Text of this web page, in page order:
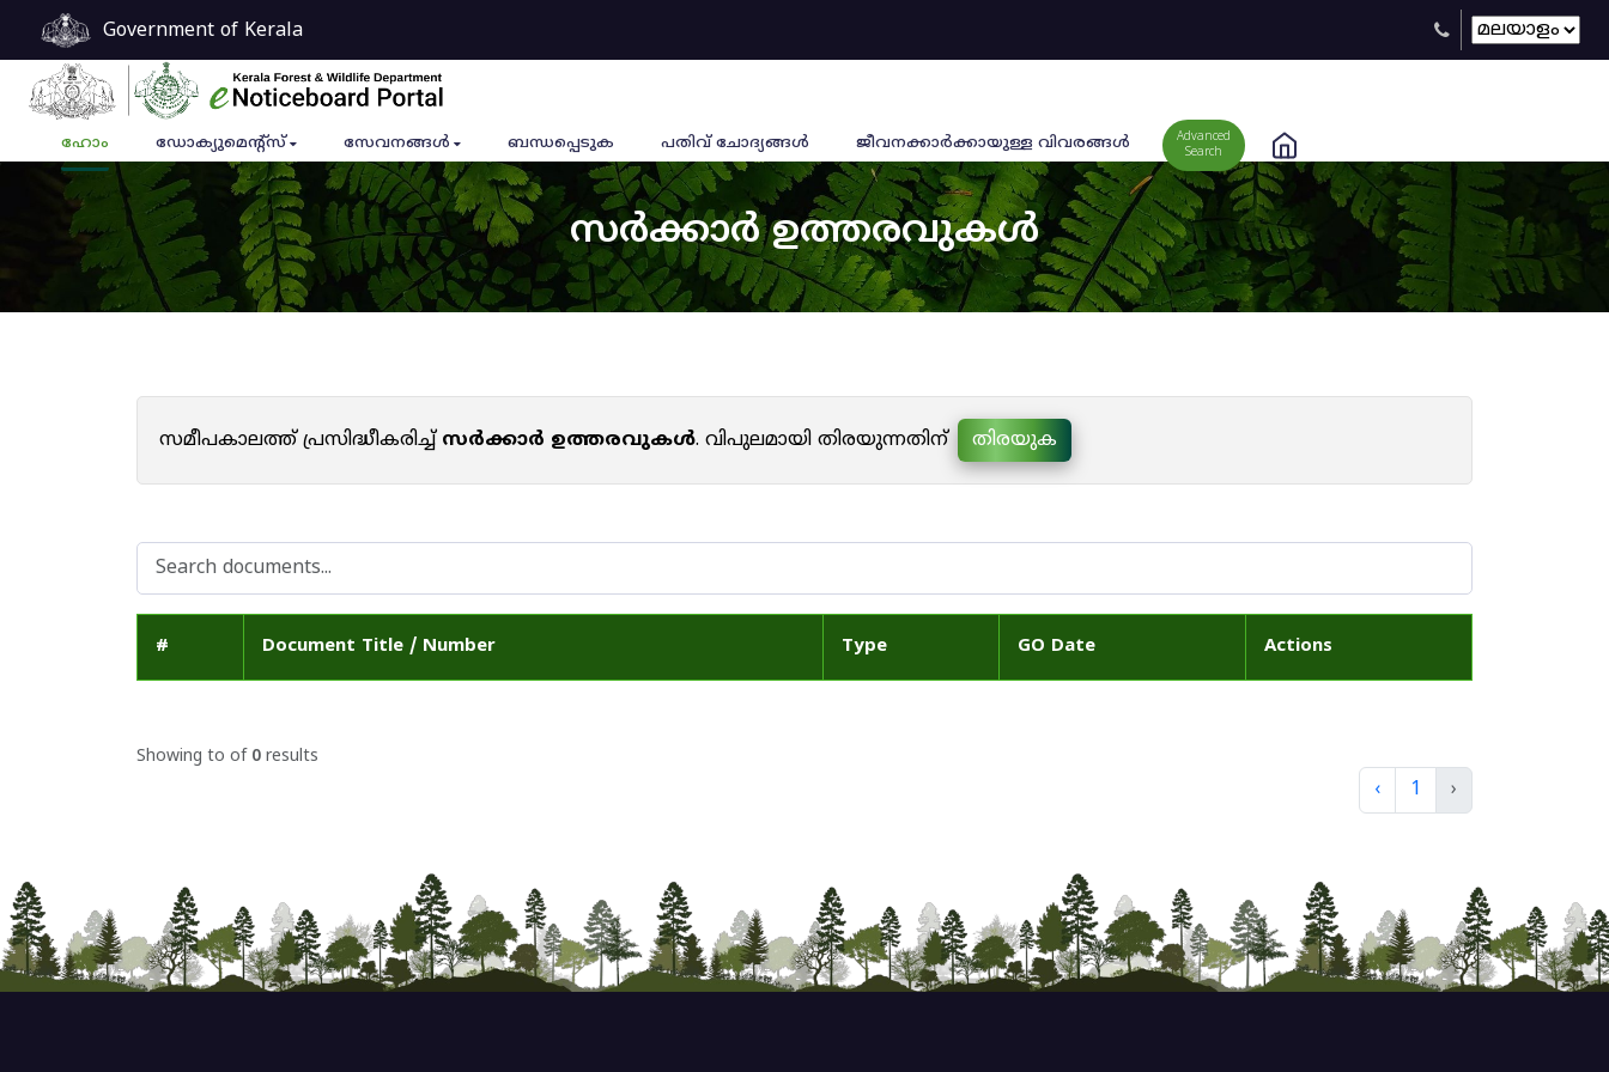
Government of Kerala
ഹോം ഡോക്യുമെൻ്റ്സ് സേവനങ്ങൾ ബന്ധപ്പെടുക പതിവ് ചോദ്യങ്ങൾ ജീവനക്കാര്‍ക്കായുള്ള വിവരങ്ങള്‍
Advanced
Search
സർക്കാർ ഉത്തരവുകൾ
സമീപകാലത്ത് പ്രസിദ്ധീകരിച്ച്സർക്കാർ ഉത്തരവുകൾ. വിപുലമായി തിരയുന്നതിന് തിരയുക
# Document Title / Number Type GO Date Actions
Showing to of 0 results
‹ 1 ›